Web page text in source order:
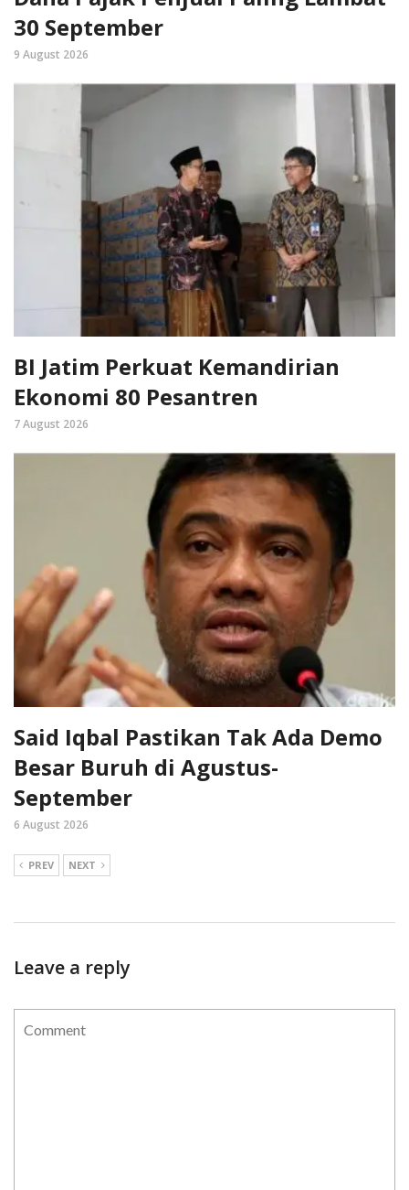
30 September
9 August 2026
BI Jatim Perkuat Kemandirian
Ekonomi 80 Pesantren
7 August 2026
Said Iqbal Pastikan Tak Ada Demo
Besar Buruh di Agustus-
September
6 August 2026
PREV NEXT
Leave a reply